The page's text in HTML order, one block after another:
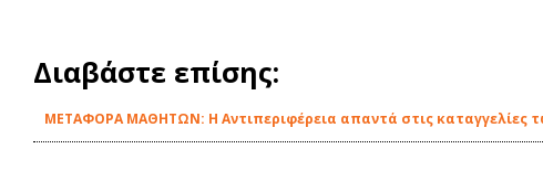
Διαβάστε επίσης:
ΜΕΤΑΦΟΡΑ ΜΑΘΗΤΩΝ: Η Αντιπεριφέρεια απαντά στις καταγγελίες